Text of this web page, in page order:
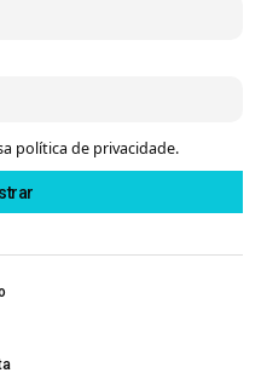
política de privacidade.